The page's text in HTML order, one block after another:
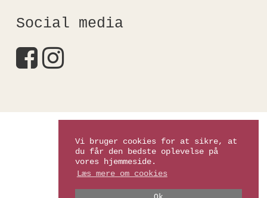
Vi bruger cookies for at sikre, at
du får den bedste oplevelse på
vores hjemmeside.
Læs mere om cookies
Social media
Kirstinefalkshop